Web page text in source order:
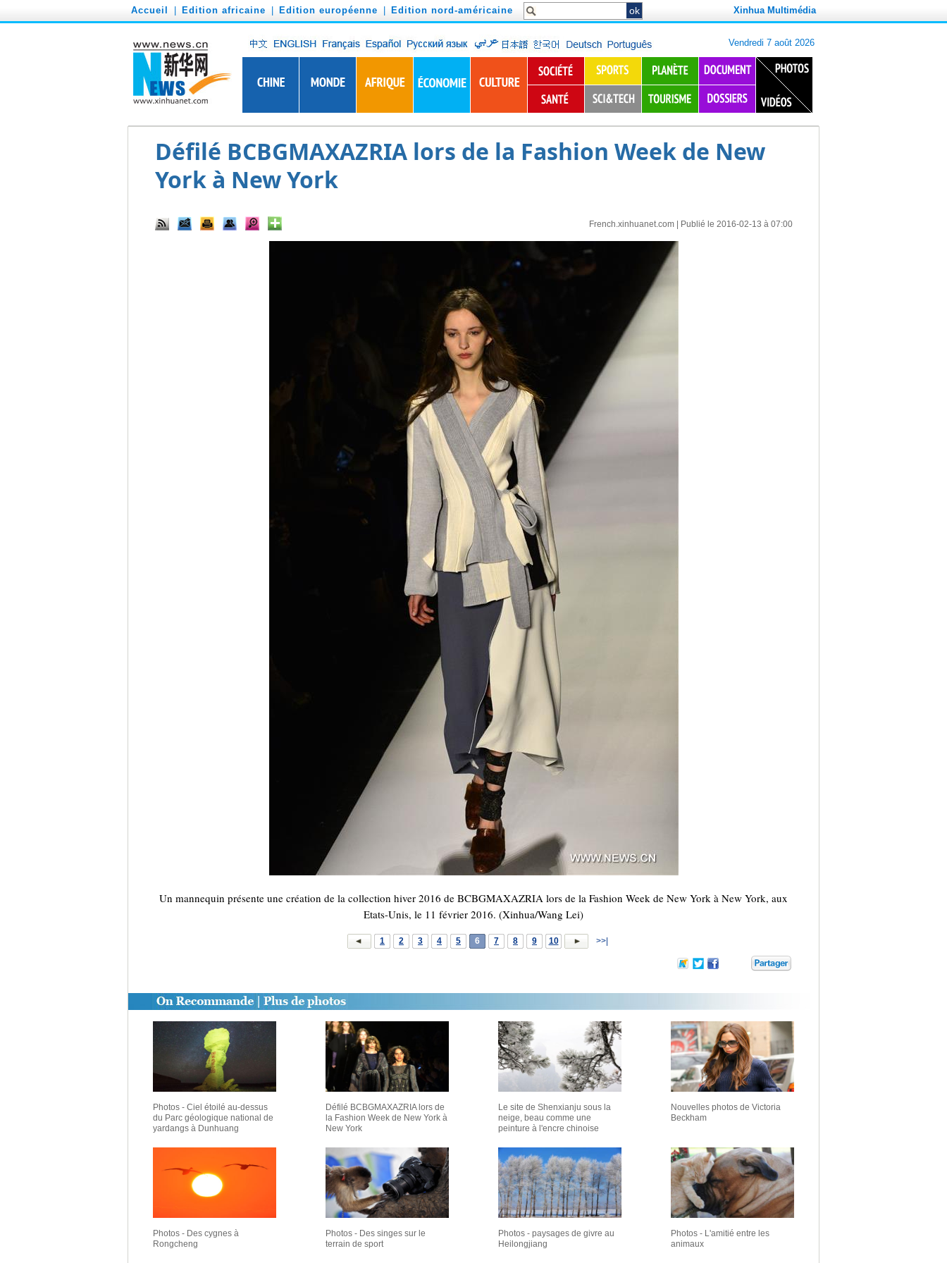
Accueil Edition africaine Edition européenne Edition nord-américaine Xinhua Multimédia
Défilé BCBGMAXAZRIA lors de la Fashion Week de New
York à New York
French.xinhuanet.com| Publié le 2016-02-13 à 07:00
Un mannequin présente une création de la collection hiver 2016 de BCBGMAXAZRIA lors de la Fashion Week de New York à New York, aux
Etats-Unis, le 11 février 2016. (Xinhua/Wang Lei)
1 2 3 4 5 6 7 8 9 10 >>|
Photos - Ciel étoilé au-dessus
du Parc géologique national de
yardangs à Dunhuang
Défilé BCBGMAXAZRIA lors de
la Fashion Week de New York à
New York
Le site de Shenxianju sous la
neige, beau comme une
peinture à l'encre chinoise
Nouvelles photos de Victoria
Beckham
Photos - Des cygnes à
Rongcheng
Photos - Des singes sur le
terrain de sport
Photos - paysages de givre au
Heilongjiang
Photos - L'amitié entre les
animaux